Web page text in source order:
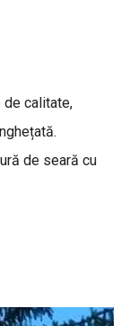
de calitate,
de seară cu